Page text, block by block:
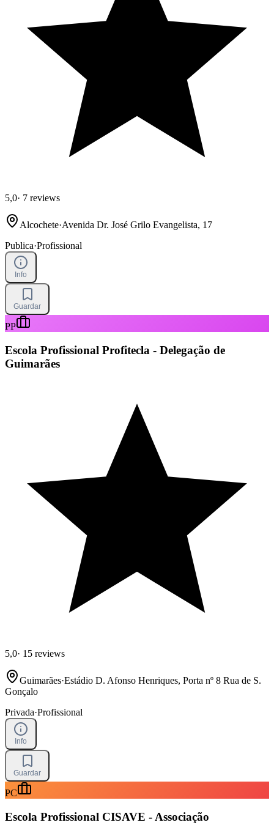
5,0· 7 reviews
Alcochete·Avenida Dr. José Grilo Evangelista, 17
Publica·Profissional
Info
Guardar
PP
Escola Profissional Profitecla - Delegação de
Guimarães
5,0· 15 reviews
Guimarães·Estádio D. Afonso Henriques, Porta nº 8 Rua de S.
Gonçalo
Privada·Profissional
Info
Guardar
PC
Escola Profissional CISAVE - Associação